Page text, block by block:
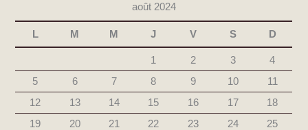
août 2024
L M M J V S D
1 2 3
4
5
6 7 8 9 10
11
12
13 14 15 16 17
18
19
20 21 22 23 24
25